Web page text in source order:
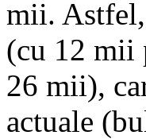
mii.
(cu 12 mii
26 mii),
actuale